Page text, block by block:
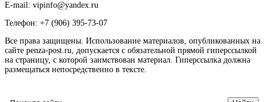
E-mail: vipinfo@yandex.ru
Телефон: +7 (906) 395-73-07
Все права защищены. Использование материалов, опубликованных на
сайте penza-post.ru, допускается с обязательной прямой гиперссылкой
на страницу, с которой заимствован материал. Гиперссылка должна
размещаться непосредственно в тексте.